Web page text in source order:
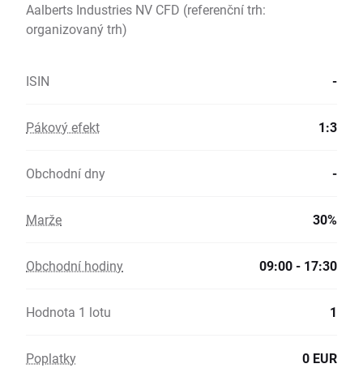
Aalberts Industries NV CFD (referenční trh:
organizovaný trh)
ISIN -
Pákový efekt 1:3
Obchodní dny -
Marže 30%
Obchodní hodiny 09:00 - 17:30
Hodnota 1 lotu 1
Poplatky 0 EUR